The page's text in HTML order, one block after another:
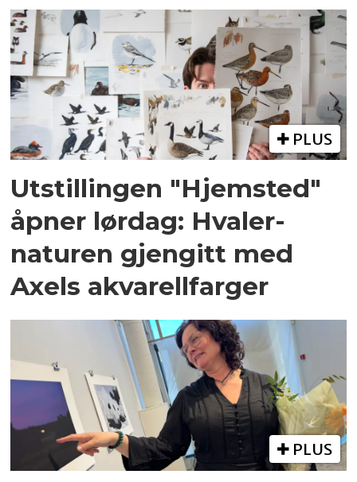
PLUS
Utstillingen "Hjemsted"
åpner lørdag: Hvaler-
naturen gjengitt med
Axels akvarellfarger
PLUS